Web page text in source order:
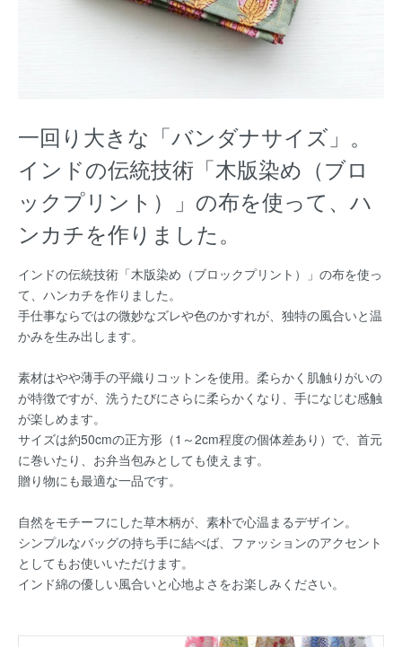
一回り大きな「バンダナサイズ」。
インドの伝統技術「木版染め（ブロ
ックプリント）」の布を使って、ハ
ンカチを作りました。
インドの伝統技術「木版染め（ブロックプリント）」の布を使っ
て、ハンカチを作りました。
手仕事ならではの微妙なズレや色のかすれが、独特の風合いと温
かみを生み出します。
素材はやや薄手の平織りコットンを使用。柔らかく肌触りがいの
が特徴ですが、洗うたびにさらに柔らかくなり、手になじむ感触
が楽しめます。
サイズは約50cmの正方形（1～2cm程度の個体差あり）で、首元
に巻いたり、お弁当包みとしても使えます。
贈り物にも最適な一品です。
自然をモチーフにした草木柄が、素朴で心温まるデザイン。
シンプルなバッグの持ち手に結べば、ファッションのアクセント
としてもお使いいただけます。
インド綿の優しい風合いと心地よさをお楽しみください。